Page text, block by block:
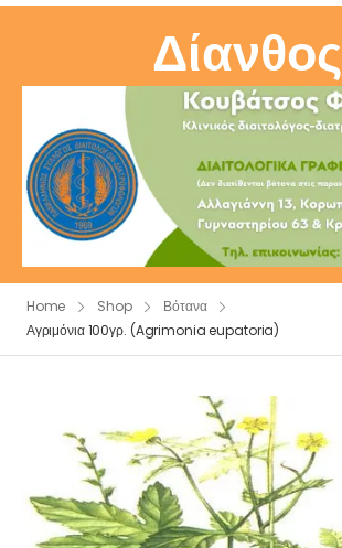
Δίανθος
Home Shop
Βότανα
Αγριμόνια 100γρ. (Agrimonia eupatoria)